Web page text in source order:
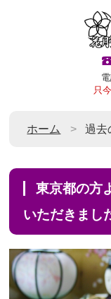
只
ホーム 過去
東京都の方よりお人形供養のお申し込みを
いただきまし